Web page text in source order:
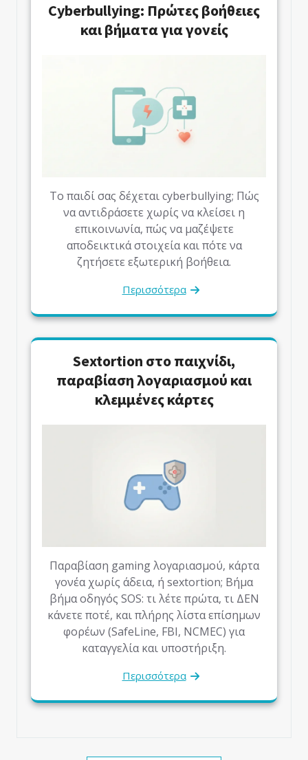
Cyberbullying: Πρώτες βοήθειες
και βήματα για γονείς
Το παιδί σας δέχεται cyberbullying; Πώς
να αντιδράσετε χωρίς να κλείσει η
επικοινωνία, πώς να μαζέψετε
αποδεικτικά στοιχεία και πότε να
ζητήσετε εξωτερική βοήθεια.
Περισσότερα
Sextortion στο παιχνίδι,
παραβίαση λογαριασμού και
κλεμμένες κάρτες
Παραβίαση gaming λογαριασμού, κάρτα
γονέα χωρίς άδεια, ή sextortion; Βήμα
βήμα οδηγός SOS: τι λέτε πρώτα, τι ΔΕΝ
κάνετε ποτέ, και πλήρης λίστα επίσημων
φορέων (SafeLine, FBI, NCMEC) για
καταγγελία και υποστήριξη.
Περισσότερα